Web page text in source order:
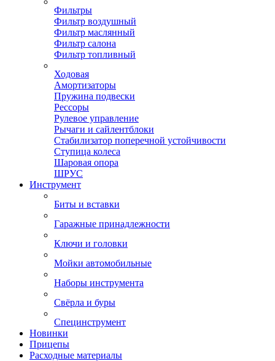
Фильтры
Фильтр воздушный
Фильтр маслянный
Фильтр салона
Фильтр топливный
Ходовая
Амортизаторы
Пружина подвески
Рессоры
Рулевое управление
Рычаги и сайлентблоки
Стабилизатор поперечной устойчивости
Ступица колеса
Шаровая опора
ШРУС
Инструмент
Биты и вставки
Гаражные принадлежности
Ключи и головки
Мойки автомобильные
Наборы инструмента
Свёрла и буры
Специнструмент
Новинки
Прицепы
Расходные материалы